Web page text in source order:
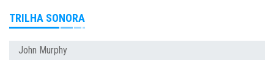
TRILHA SONORA
John Murphy